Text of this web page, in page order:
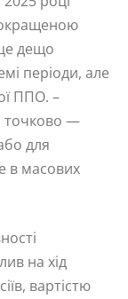
дещо
періоди, але
ППО. –
точково —
для
в масових
на хід
вартістю